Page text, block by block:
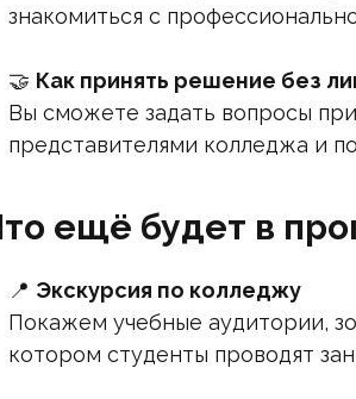
знакомиться с
🤝 Как принять решение без
Вы сможете задать вопросы
представителями колледжа и
ещё будет в
📍 Экскурсия по колледжу
Покажем учебные аудитории,
котором студенты проводят